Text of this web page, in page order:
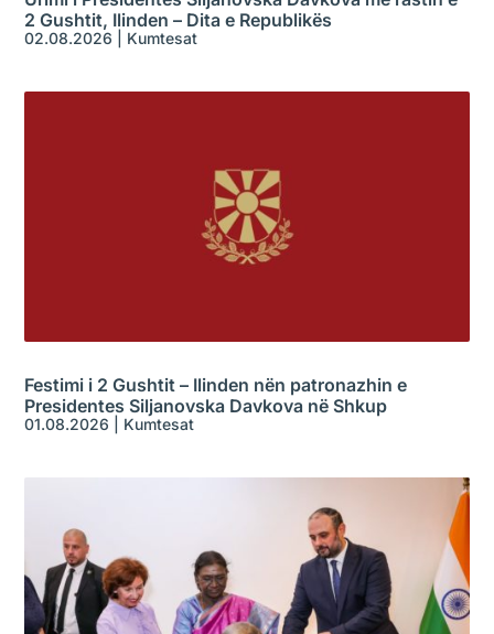
2 Gushtit, Ilinden – Dita e Republikës
02.08.2026 Kumtesat
Festimi i 2 Gushtit – Ilinden nën patronazhin e
Presidentes Siljanovska Davkova në Shkup
01.08.2026 Kumtesat